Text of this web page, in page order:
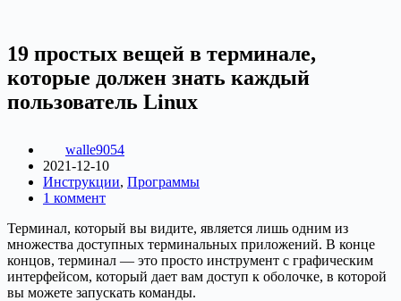
19 простых вещей в терминале,
которые должен знать каждый
пользователь Linux
walle9054
2021-12-10
Инструкции, Программы
1 коммент
Терминал, который вы видите, является лишь одним из
множества доступных терминальных приложений. В конце
концов, терминал — это просто инструмент с графическим
интерфейсом, который дает вам доступ к оболочке, в которой
вы можете запускать команды.